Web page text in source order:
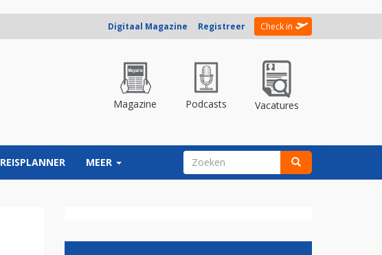
Digitaal Magazine Registreer Check in
Magazine Podcasts Vacatures
REISPLANNER MEER ZOEKVELD